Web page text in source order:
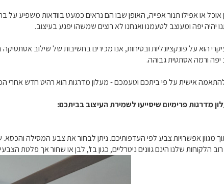
או אפילו תנור אפייה, האופן שבו הם נראים כמעט בוודאות משפיע
יהיה יפה ומעוצב לטעמנו ואנחנו לא רוצים שמשהו יפגע בעיצוב.
הוא על פונקציונליות ובטיחות, אנו מכירים בחשיבות של שילוב
יפה ורמה אסתטית גבוהה.
להתאמה אישית על פי ביתכם וטעמכם - מעלון מדרגות הוא רהיט חדש אחרי
מדרגות פרימיום שיסייעו לשמירת העיצוב בביתכם:
מגוון אפשרויות צבע לפי העדפותיכם. ניתן לבחור את צבע המסילה
רוב הלקוחות שלנו הינם גוונים ניטרליים, כגון בז', לבן או שחור אך פלטת